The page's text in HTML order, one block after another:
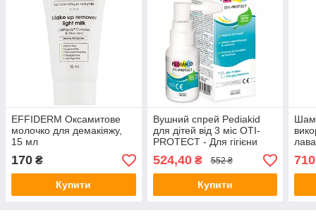
EFFIDERM Оксамитове
молочко для демакіяжу,
15 мл
170 ₴
Купити
Вушний спрей Pediakid
для дітей від 3 міс OTI-
PROTECT - Для гігієни
вуха, 30 мл
524,40₴ 552 ₴
Купити
710